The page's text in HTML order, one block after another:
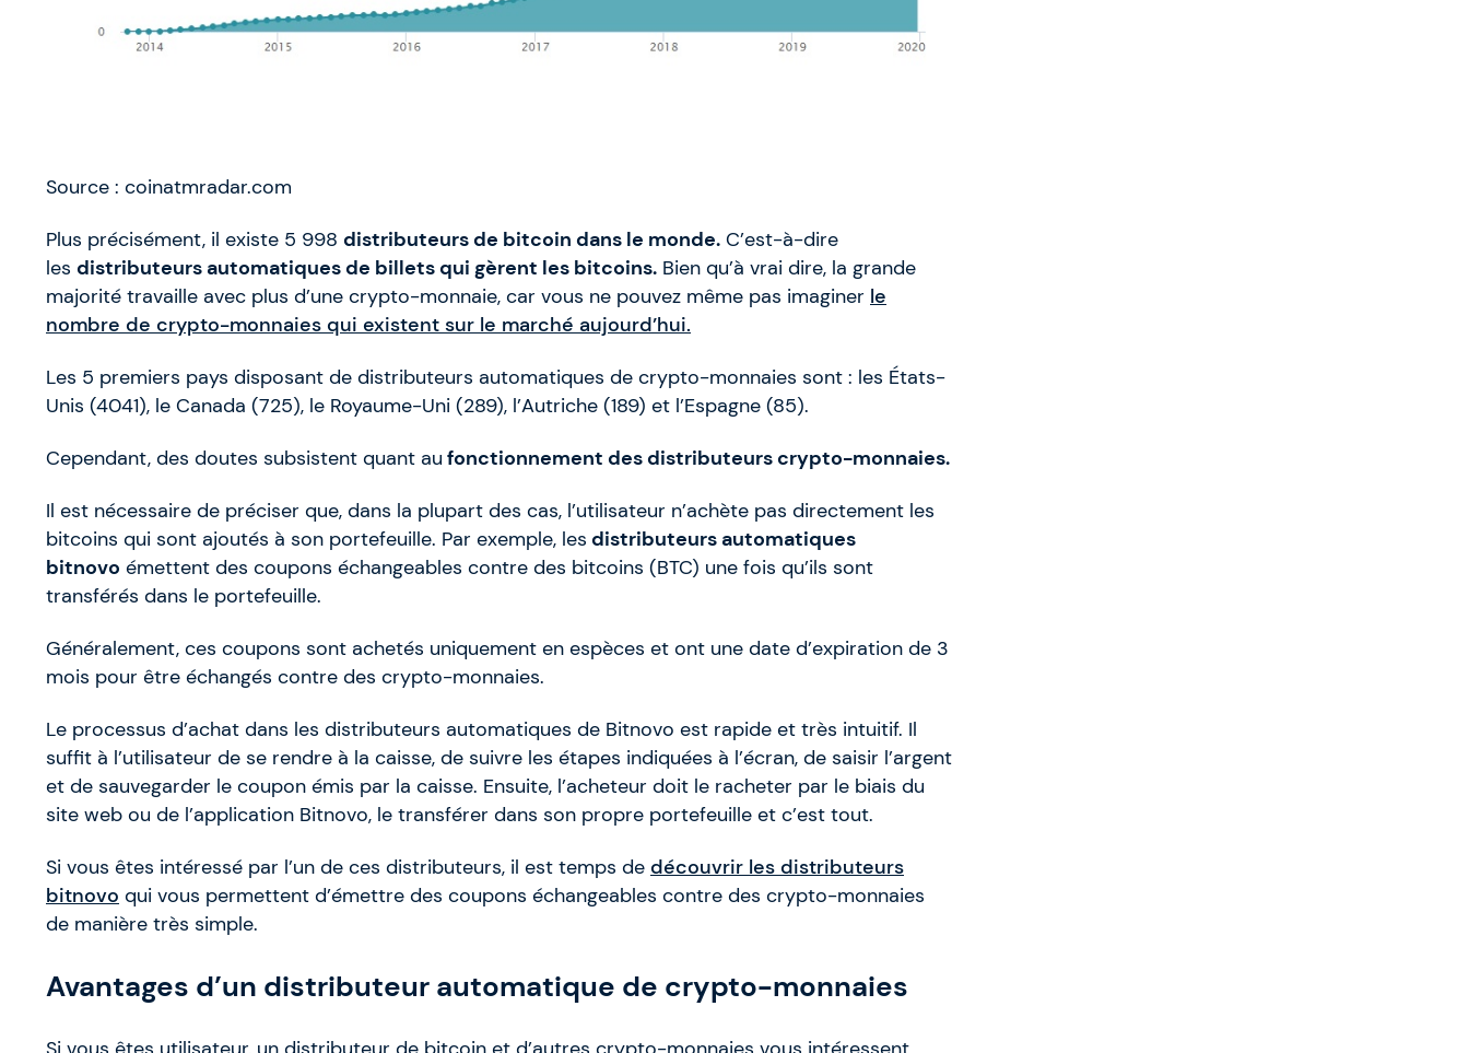
Source : coinatmradar.com
Plus précisément, il existe 5 998 distributeurs de bitcoin dans le monde. C’est-à-dire
les distributeurs automatiques de billets qui gèrent les bitcoins. Bien qu’à vrai dire, la grande
majorité travaille avec plus d’une crypto-monnaie, car vous ne pouvez même pas imaginer le
nombre de crypto-monnaies qui existent sur le marché aujourd’hui.
Les 5 premiers pays disposant de distributeurs automatiques de crypto-monnaies sont : les États-
Unis (4041), le Canada (725), le Royaume-Uni (289), l’Autriche (189) et l’Espagne (85).
Cependant, des doutes subsistent quant au fonctionnement des distributeurs crypto-monnaies.
Il est nécessaire de préciser que, dans la plupart des cas, l’utilisateur n’achète pas directement les
bitcoins qui sont ajoutés à son portefeuille. Par exemple, les distributeurs automatiques
bitnovo émettent des coupons échangeables contre des bitcoins (BTC) une fois qu’ils sont
transférés dans le portefeuille.
Généralement, ces coupons sont achetés uniquement en espèces et ont une date d’expiration de 3
mois pour être échangés contre des crypto-monnaies.
Le processus d’achat dans les distributeurs automatiques de Bitnovo est rapide et très intuitif. Il
suffit à l’utilisateur de se rendre à la caisse, de suivre les étapes indiquées à l’écran, de saisir l’argent
et de sauvegarder le coupon émis par la caisse. Ensuite, l’acheteur doit le racheter par le biais du
site web ou de l’application Bitnovo, le transférer dans son propre portefeuille et c’est tout.
Si vous êtes intéressé par l’un de ces distributeurs, il est temps de découvrir les distributeurs
bitnovo qui vous permettent d’émettre des coupons échangeables contre des crypto-monnaies
de manière très simple.
Avantages d’un distributeur automatique de crypto-monnaies